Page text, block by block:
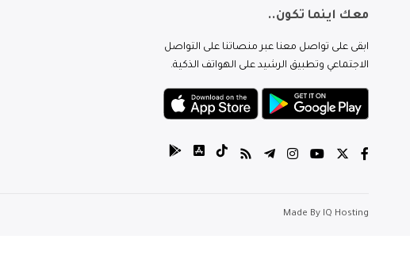
معك اينما تكون..
ابقى على تواصل معنا عبر منصاتنا على التواصل
الاجتماعي وتطبيق الرشيد على الهواتف الذكية.
Made By IQ Hosting